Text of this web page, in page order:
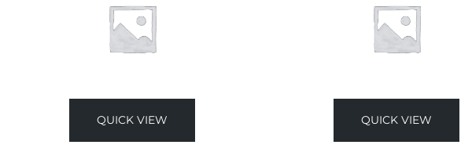
QUICK VIEW QUICK VIEW